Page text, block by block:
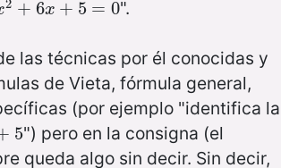
2 + 6x + 5 = 0
2 +6x+ 5=0 ".
las técnicas por él conocidas y
de Vieta, fórmula general,
(por ejemplo "identifica la
5") pero en la consigna (el
queda algo sin decir. Sin decir,